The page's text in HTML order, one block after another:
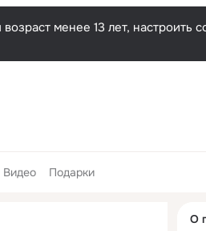
менее 13 лет, настроить
Видео Подарки
О